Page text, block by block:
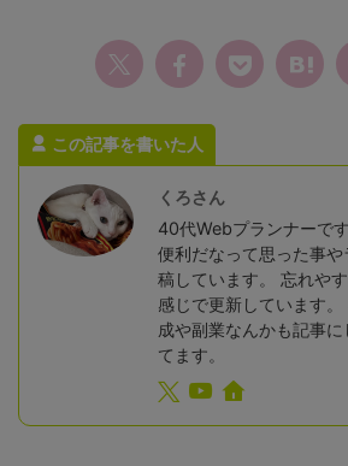
この記事を書いた人
くろさん
40代Webプランナーで
便利だなって思った事
稿しています。 忘れや
感じで更新しています
成や副業なんかも記事
てます。